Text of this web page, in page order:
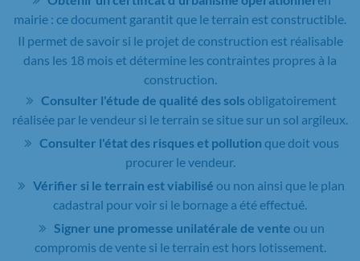
mairie : ce document garantit que le terrain est constructible.
Il permet de savoir si le projet de construction est réalisable
dans les 18 mois et détermine les contraintes propres à la
construction.
Consulter l'étude de qualité des sols obligatoirement
réalisée par le vendeur si le terrain se situe sur un sol argileux.
Consulter l'état des risques et pollution que doit vous
procurer le vendeur.
Vérifier si le terrain est viabilisé ou non ainsi que le plan
cadastral pour voir si le bornage a été effectué.
Signer une promesse unilatérale de vente ou un
compromis de vente si le terrain est hors lotissement.